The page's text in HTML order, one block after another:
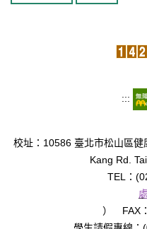
:::
校址：10586 臺北市松山區
Kang Rd.
TEL：
） FAX